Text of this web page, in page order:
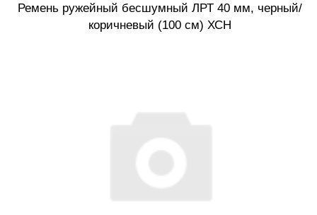
Ремень ружейный бесшумный ЛРТ 40 мм, черный/
коричневый (100 см) ХСН